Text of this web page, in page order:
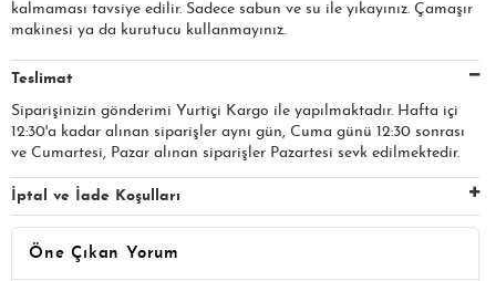
kalmaması tavsiye edilir. Sadece sabun ve su ile yıkayınız. Çamaşır
makinesi ya da kurutucu kullanmayınız.
Teslimat
Siparişinizin gönderimi Yurtiçi Kargo ile yapılmaktadır. Hafta içi
12:30'a kadar alınan siparişler aynı gün, Cuma günü 12:30 sonrası
ve Cumartesi, Pazar alınan siparişler Pazartesi sevk edilmektedir.
İptal ve İade Koşulları
Öne Çıkan Yorum